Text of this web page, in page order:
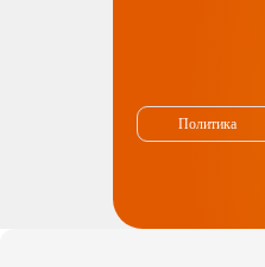
Политика